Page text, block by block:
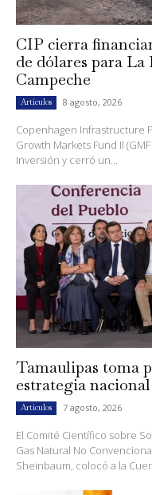
CIP cierra
de dólares para La
Campeche
Artículos 8 agosto, 2026
Copenhagen Infrastructure
Growth Markets Fund II
Inversión y cerró un...
Tamaulipas toma
estrategia
Artículos 7 agosto, 2026
El Comité Científico sobre
Gas Natural No
Sheinbaum, colocó a la